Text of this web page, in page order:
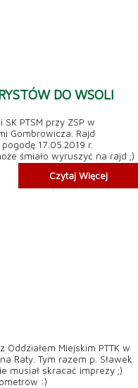
DO WSOLI
PTSM przy ZSP w
Gombrowicza. Rajd
17.05.2019 r.
śmiało wyruszyć na rajd ;)
Czytaj Więcej
Miejskim PTTK w
Raty. Tym razem p. Sławek
musiał skracać imprezy ;)
:)